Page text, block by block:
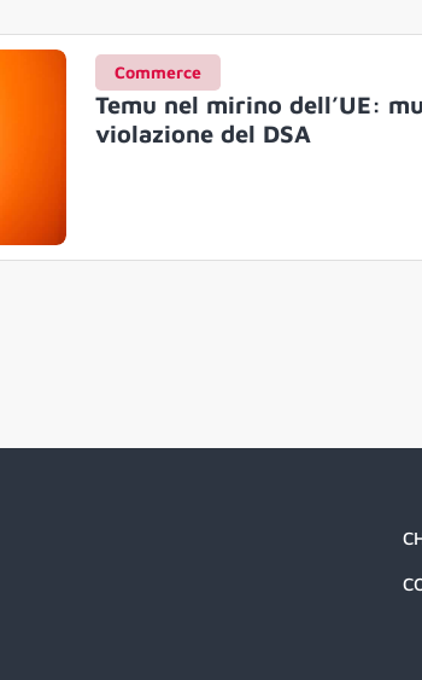
Commerce
Temu nel mirino dell’UE:
violazione del DSA